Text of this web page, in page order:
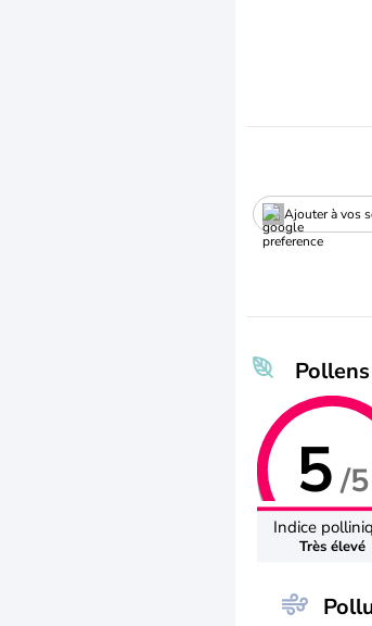
Ajouter à vos
5/5
Indice
Très élevé